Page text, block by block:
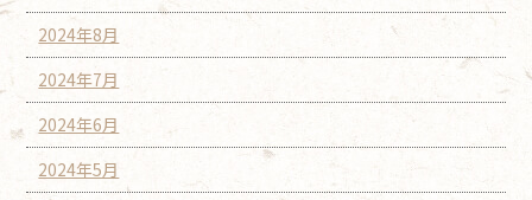
2024年8月
2024年7月
2024年6月
2024年5月